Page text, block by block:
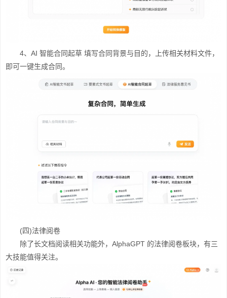
4、AI 智能合同起草 填写合同背景与目的，上传相关材料文件，
即可一键生成合同。
(四)法律阅卷
除了长文档阅读相关功能外，AlphaGPT 的法律阅卷板块，有三
大技能值得关注。